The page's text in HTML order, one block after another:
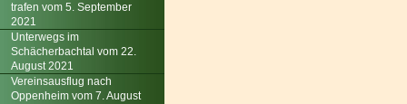
trafen vom 5. September
2021
Unterwegs im
Schächerbachtal vom 22.
August 2021
Vereinsausflug nach
Oppenheim vom 7. August